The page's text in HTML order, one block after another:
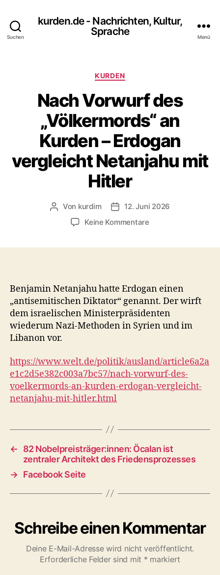
Suchen
kurden.de - Nachrichten, Kultur,
Sprache
Menü
Kategorien
KURDEN
Nach Vorwurf des
„Völkermords“ an
Kurden – Erdogan
vergleicht Netanjahu mit
Hitler
Beitragsautor
Von kurdim Veröffentlichungsdatum
12. Juni 2026
Keine Kommentarezu
Kurden
–
vergleicht
Netanjahu
Benjamin Netanjahu hatte Erdogan einen
„antisemitischen Diktator“ genannt. Der wirft
dem israelischen Ministerpräsidenten
wiederum Nazi-Methoden in Syrien und im
Libanon vor.
https://www.welt.de/politik/ausland/article6a2a
e1c2d5e382c003a7bc57/nach-vorwurf-des-
voelkermords-an-kurden-erdogan-vergleicht-
netanjahu-mit-hitler.html
←
82 Nobelpreisträger:innen: Öcalan ist
zentraler Architekt des Friedensprozesses
→ Facebook Seite
Schreibe einen Kommentar
Deine E-Mail-Adresse wird nicht veröffentlicht.
Erforderliche Felder sind mit * markiert